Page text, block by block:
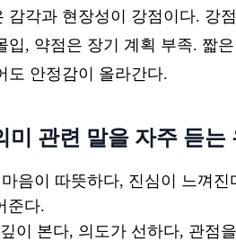
감각과 현장성이 강점이다. 강
입, 약점은 장기 계획 부족. 짧
도 안정감이 올라간다.
미 관련 말을 자주 듣는
음이 따뜻하다, 진심이 느껴진
준다.
이 본다, 의도가 선하다, 관점